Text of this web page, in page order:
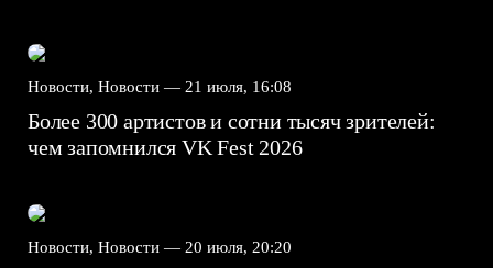
Новости, Новости — 21 июля, 16:08
Более 300 артистов и сотни тысяч зрителей:
чем запомнился VK Fest 2026
Новости, Новости — 20 июля, 20:20